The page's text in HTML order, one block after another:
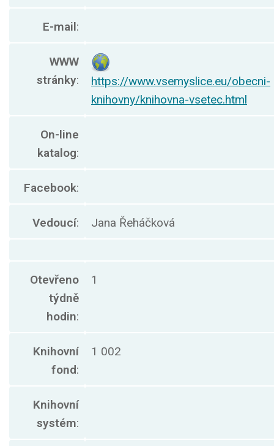
E-mail:
WWW
stránky:
https://www.vsemyslice.eu/obecni-
knihovny/knihovna-vsetec.html
On-line
katalog:
Facebook:
Vedoucí: Jana Řeháčková
Otevřeno
týdně
hodin:
1
Knihovní
fond:
1 002
Knihovní
systém: